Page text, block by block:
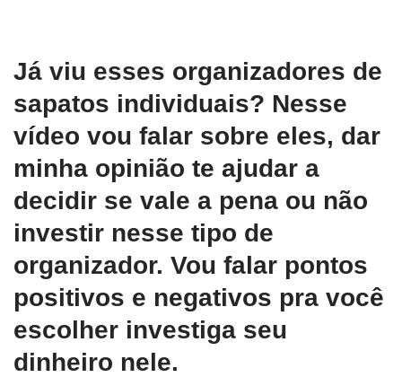
Já viu esses organizadores de
sapatos individuais? Nesse
vídeo vou falar sobre eles, dar
minha opinião te ajudar a
decidir se vale a pena ou não
investir nesse tipo de
organizador. Vou falar pontos
positivos e negativos pra você
escolher investiga seu
dinheiro nele.